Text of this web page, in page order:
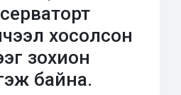
хосолсон
зохион
байна.